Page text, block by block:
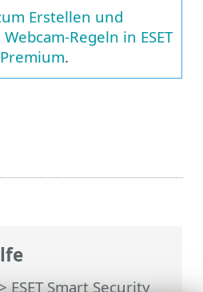
ESET Smart Security
Erstellen und
Regeln in ESET
.